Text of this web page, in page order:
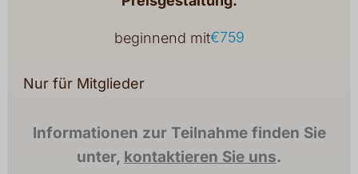
beginnend mit€759
Nur für Mitglieder
Informationen zur Teilnahme finden Sie
unter, kontaktieren Sie uns.